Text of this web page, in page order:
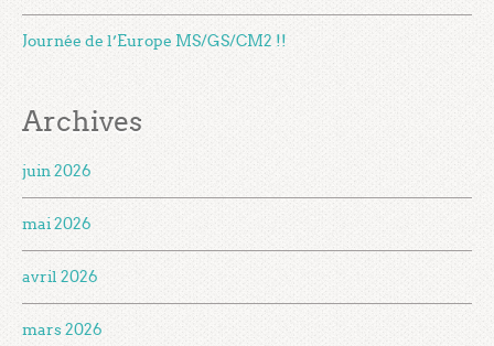
Journée de l’Europe MS/GS/CM2 !!
Archives
juin 2026
mai 2026
avril 2026
mars 2026